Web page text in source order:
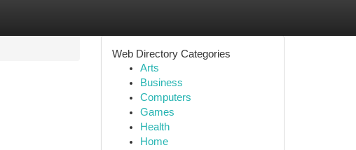
Web Directory Categories
Arts
Business
Computers
Games
Health
Home